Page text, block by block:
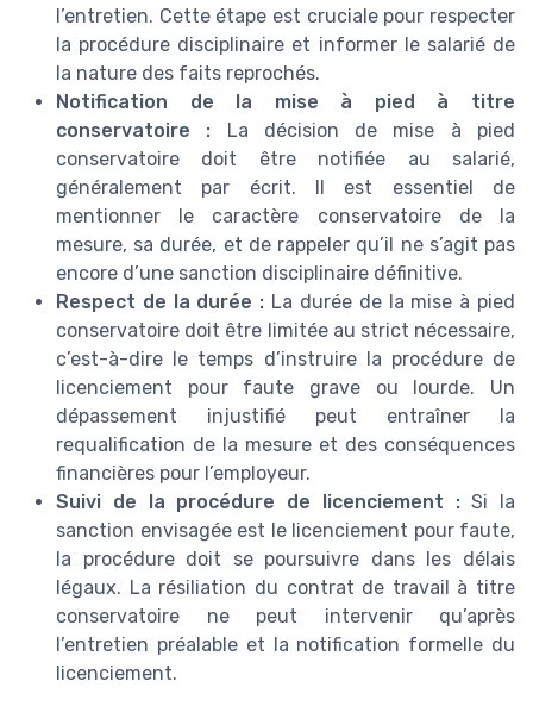
l’entretien. Cette étape est cruciale pour respecter
la procédure disciplinaire et informer le salarié de
la nature des faits reprochés.
Notification de la mise à pied à titre
conservatoire : La décision de mise à pied
conservatoire doit être notifiée au salarié,
généralement par écrit. Il est essentiel de
mentionner le caractère conservatoire de la
mesure, sa durée, et de rappeler qu’il ne s’agit pas
encore d’une sanction disciplinaire définitive.
Respect de la durée : La durée de la mise à pied
conservatoire doit être limitée au strict nécessaire,
c’est-à-dire le temps d’instruire la procédure de
licenciement pour faute grave ou lourde. Un
dépassement injustifié peut entraîner la
requalification de la mesure et des conséquences
financières pour l’employeur.
Suivi de la procédure de licenciement :Si la
sanction envisagée est le licenciement pour faute,
la procédure doit se poursuivre dans les délais
légaux. La résiliation du contrat de travail à titre
conservatoire ne peut intervenir qu’après
l’entretien préalable et la notification formelle du
licenciement.